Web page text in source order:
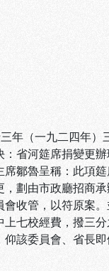
年（一九二四年）
省河筵席捐變更
鄒魯呈稱：此項
劃由市政廳招商
收管，以符原案
七校經費，撥三
該委員會、省長